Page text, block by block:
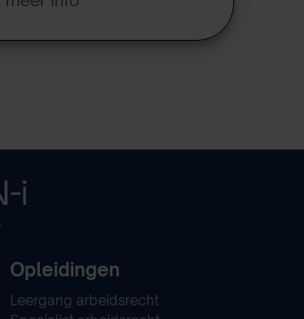
i
Opleidingen
Leergang arbeidsrecht